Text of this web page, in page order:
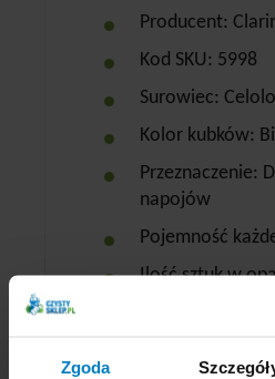
Zgoda
Producent:
Kod SKU: 5998
Surowiec:
Kolor kubków:
Przeznaczenie:
napojów
Pojemność
Ilość sztuk w